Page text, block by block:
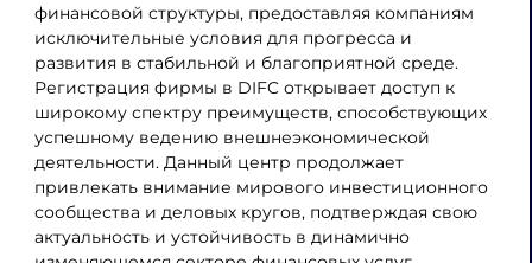
финансовой структуры, предоставляя компаниям
исключительные условия для прогресса и
развития в стабильной и благоприятной среде.
Регистрация фирмы в DIFC открывает доступ к
широкому спектру преимуществ, способствующих
успешному ведению внешнеэкономической
деятельности. Данный центр продолжает
привлекать внимание мирового инвестиционного
сообщества и деловых кругов, подтверждая свою
актуальность и устойчивость в динамично